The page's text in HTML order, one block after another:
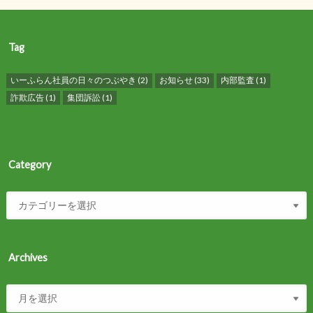
Tag
いーふらん社員の日々のつぶやき (2) お知らせ(33) 内部監査 (1)
詐欺広告(1) 集団訴訟(1)
Category
Archives